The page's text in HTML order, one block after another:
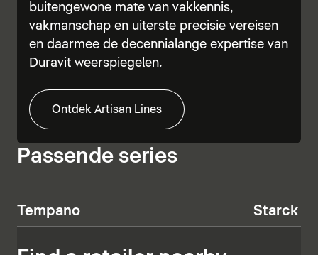
buitengewone mate van vakkennis,
vakmanschap en uiterste precisie vereisen
en daarmee de decennialange expertise van
Duravit weerspiegelen.
Ontdek Artisan Lines
Passende series
Tempano Starck T